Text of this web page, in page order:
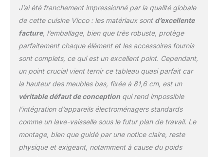
et le corps de la cuisine
sont fabriqués en
panneau de particules de
16 mm avec revêtement
en résine mélaminée.
CONTENU DE
LIVRAISON : Bloc cuisine
sans plan de travail,
matériel de montage,
instructions de montage
(sauf indication contraire,
les appareils
électroménagers et les
compris dans la
J’ai été franchement impressionné par la qualité globale
de cette cuisine Vicco : les matériaux sont d’excellente
facture, l’emballage, bien que très robuste, protège
parfaitement chaque élément et les accessoires fournis
sont complets, ce qui est un excellent point. Cependant,
un point crucial vient ternir ce tableau quasi parfait car
la hauteur des meubles bas, fixée à 81,6 cm, est un
véritable défaut de conceptionqui rend impossible
l’intégration d’appareils électroménagers standards
comme un lave-vaisselle sous le futur plan de travail. Le
montage, bien que guidé par une notice claire, reste
physique et exigeant, notamment à cause du poids